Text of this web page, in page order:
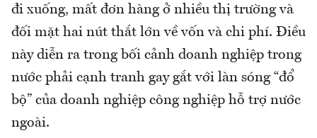
đi xuống, mất đơn hàng ở nhiều thị trường và
đối mặt hai nút thắt lớn về vốn và chi phí. Điều
này diễn ra trong bối cảnh doanh nghiệp trong
nước phải cạnh tranh gay gắt với làn sóng “đổ
bộ” của doanh nghiệp công nghiệp hỗ trợ nước
ngoài.